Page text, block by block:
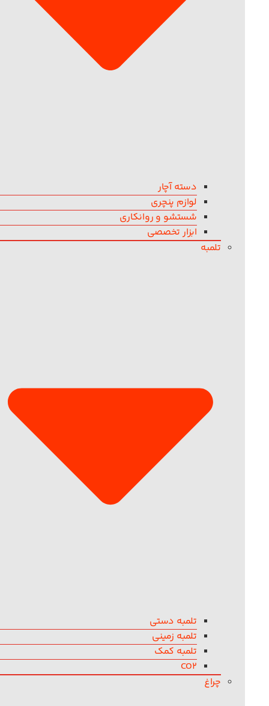
دسته آچار
لوازم پنچری
شستشو و روانکاری
ابزار تخصصی
تلمبه
تلمبه دستی
تلمبه زمینی
تلمبه کمک
CO2
چراغ